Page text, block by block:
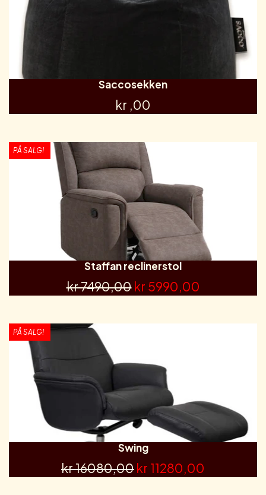
Saccosekken
kr ,00
PÅ SALG!
Staffan reclinerstol
kr 7490,00 kr 5990,00
PÅ SALG!
Swing
kr 16080,00kr 11280,00